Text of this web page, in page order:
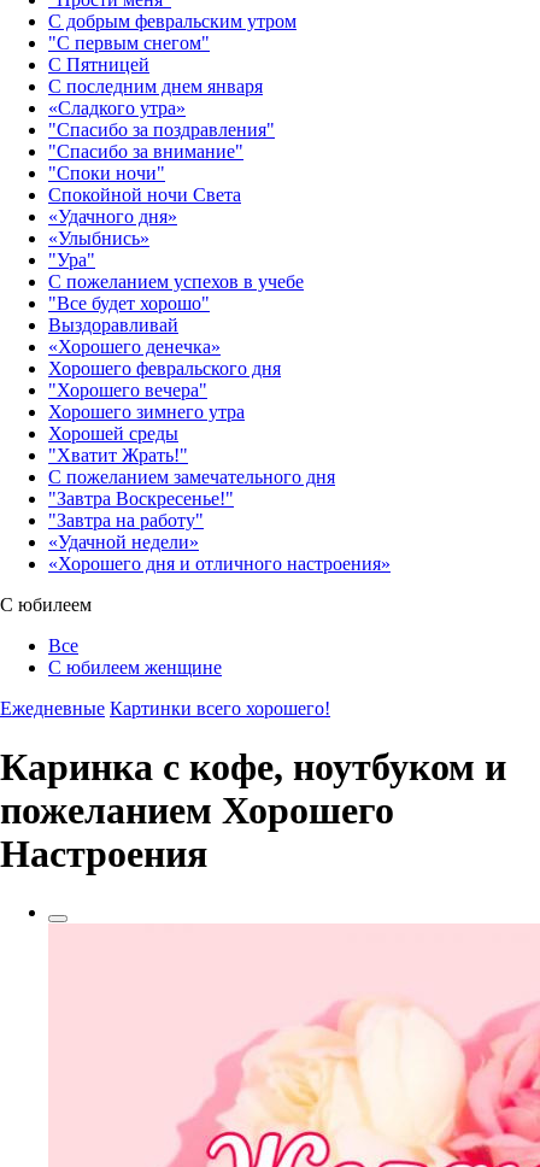
С добрым февральским утром
"С первым снегом"
С Пятницей
С последним днем января
«Сладкого утра»‎
"Спасибо за поздравления"
"Спасибо за внимание"
"Споки ночи"
Спокойной ночи Света
«Удачного дня»‎
«Улыбнись»‎
"Ура"
С пожеланием успехов в учебе
"Все будет хорошо"
Выздоравливай
«‎Хорошего денечка»‎
Хорошего февральского дня
"Хорошего вечера"
Хорошего зимнего утра
Хорошей среды
"Хватит Жрать!"
С пожеланием замечательного дня
"Завтра Воскресенье!"
"Завтра на работу"
«Удачной недели»‎
«Хорошего дня и отличного настроения»‎
С юбилеем
Все
С юбилеем женщине
Ежедневные Картинки всего хорошего!
Каринка с кофе, ноутбуком и
пожеланием Хорошего
Настроения